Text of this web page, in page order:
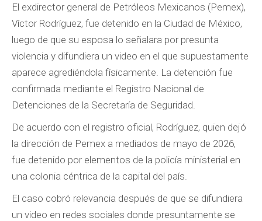
El exdirector general de Petróleos Mexicanos (Pemex),
Víctor Rodríguez, fue detenido en la Ciudad de México,
luego de que su esposa lo señalara por presunta
violencia y difundiera un video en el que supuestamente
aparece agrediéndola físicamente. La detención fue
confirmada mediante el Registro Nacional de
Detenciones de la Secretaría de Seguridad.
De acuerdo con el registro oficial, Rodríguez, quien dejó
la dirección de Pemex a mediados de mayo de 2026,
fue detenido por elementos de la policía ministerial en
una colonia céntrica de la capital del país.
El caso cobró relevancia después de que se difundiera
un video en redes sociales donde presuntamente se